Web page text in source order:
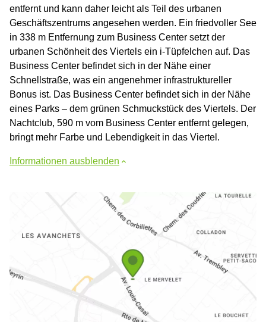
entfernt und kann daher leicht als Teil des urbanen
Geschäftszentrums angesehen werden. Ein friedvoller See
in 338 m Entfernung zum Business Center setzt der
urbanen Schönheit des Viertels ein i-Tüpfelchen auf. Das
Business Center befindet sich in der Nähe einer
Schnellstraße, was ein angenehmer infrastruktureller
Bonus ist. Das Business Center befindet sich in der Nähe
eines Parks – dem grünen Schmuckstück des Viertels. Der
Nachtclub, 590 m vom Business Center entfernt gelegen,
bringt mehr Farbe und Lebendigkeit in das Viertel.
Informationen ausblenden